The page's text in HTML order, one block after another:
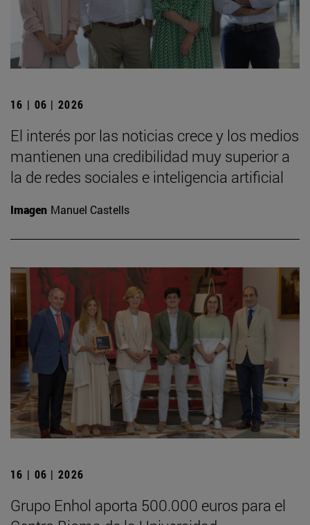
16 | 06 | 2026
El interés por las noticias crece y los medios
mantienen una credibilidad muy superior a
la de redes sociales e inteligencia artificial
Imagen Manuel Castells
16 | 06 | 2026
Grupo Enhol aporta 500.000 euros para el